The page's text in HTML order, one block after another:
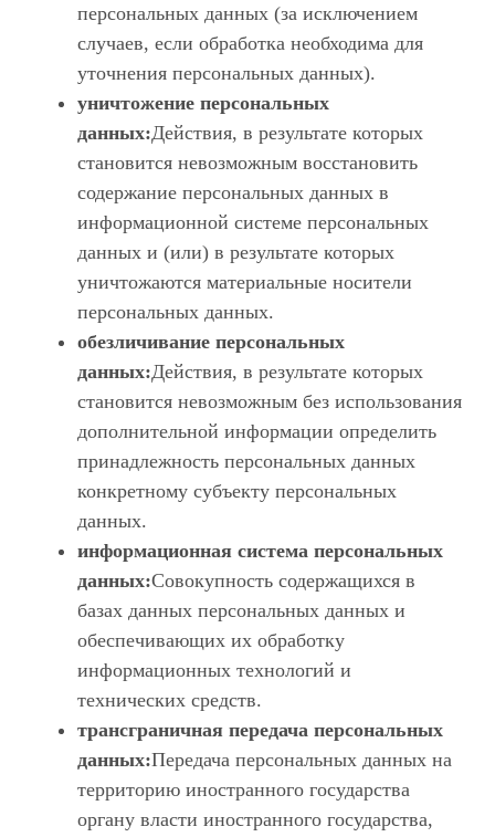
персональных данных (за исключением
случаев, если обработка необходима для
уточнения персональных данных).
уничтожение персональных
данных:Действия, в результате которых
становится невозможным восстановить
содержание персональных данных в
информационной системе персональных
данных и (или) в результате которых
уничтожаются материальные носители
персональных данных.
обезличивание персональных
данных:Действия, в результате которых
становится невозможным без использования
дополнительной информации определить
принадлежность персональных данных
конкретному субъекту персональных
данных.
информационная система персональных
данных:Совокупность содержащихся в
базах данных персональных данных и
обеспечивающих их обработку
информационных технологий и
технических средств.
трансграничная передача персональных
данных:Передача персональных данных на
территорию иностранного государства
органу власти иностранного государства,